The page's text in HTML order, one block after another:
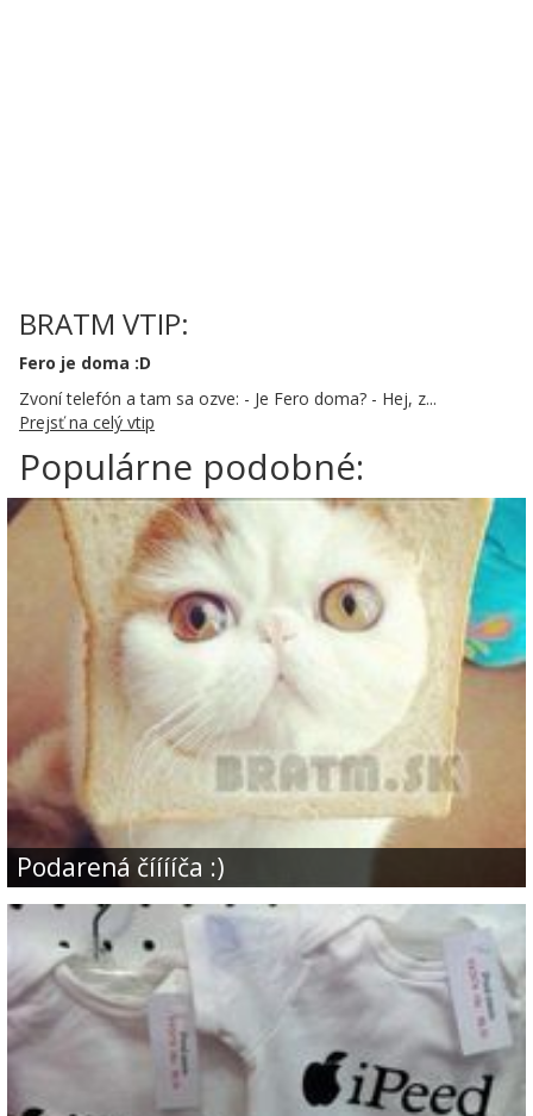
BRATM VTIP:
Fero je doma :D
Zvoní telefón a tam sa ozve: - Je Fero doma? - Hej, z...
Prejsť na celý vtip
Populárne podobné:
Podarená čííííča :)